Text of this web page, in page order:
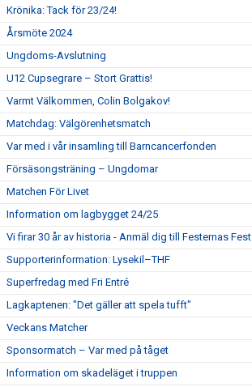
Krönika: Tack för 23/24!
Årsmöte 2024
Ungdoms-Avslutning
U12 Cupsegrare – Stort Grattis!
Varmt Välkommen, Colin Bolgakov!
Matchdag: Välgörenhetsmatch
Var med i vår insamling till Barncancerfonden
Försäsongsträning – Ungdomar
Matchen För Livet
Information om lagbygget 24/25
Vi firar 30 år av historia - Anmäl dig till Festernas Fest
Supporterinformation: Lysekil–THF
Superfredag med Fri Entré
Lagkaptenen: "Det gäller att spela tufft"
Veckans Matcher
Sponsormatch – Var med på tåget
Information om skadeläget i truppen